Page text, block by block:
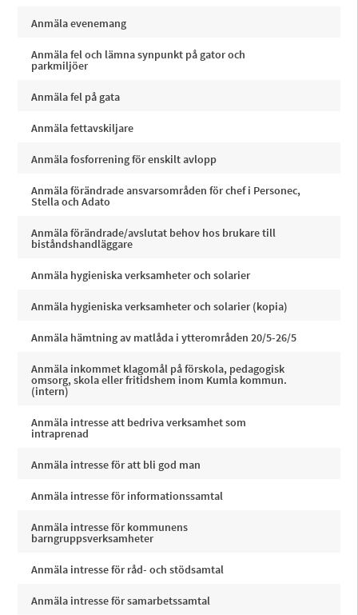
Anmäla evenemang
Anmäla fel och lämna synpunkt på gator och
parkmiljöer
Anmäla fel på gata
Anmäla fettavskiljare
Anmäla fosforrening för enskilt avlopp
Anmäla förändrade ansvarsområden för chef i Personec,
Stella och Adato
Anmäla förändrade/avslutat behov hos brukare till
biståndshandläggare
Anmäla hygieniska verksamheter och solarier
Anmäla hygieniska verksamheter och solarier (kopia)
Anmäla hämtning av matlåda i ytterområden 20/5-26/5
Anmäla inkommet klagomål på förskola, pedagogisk
omsorg, skola eller fritidshem inom Kumla kommun.
(intern)
Anmäla intresse att bedriva verksamhet som
intraprenad
Anmäla intresse för att bli god man
Anmäla intresse för informationssamtal
Anmäla intresse för kommunens
barngruppsverksamheter
Anmäla intresse för råd- och stödsamtal
Anmäla intresse för samarbetssamtal